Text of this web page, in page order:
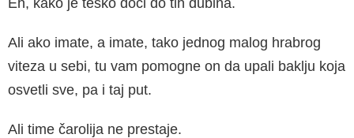
Eh, kako je teško doći do tih dubina.
Ali ako imate, a imate, tako jednog malog hrabrog
viteza u sebi, tu vam pomogne on da upali baklju koja
osvetli sve, pa i taj put.
Ali time čarolija ne prestaje.